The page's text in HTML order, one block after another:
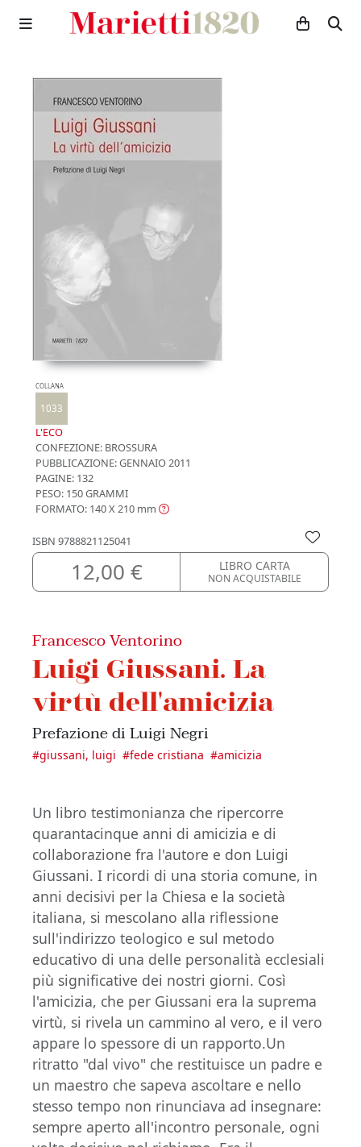
COLLANA
1033
L'ECO
CONFEZIONE: BROSSURA
PUBBLICAZIONE:GENNAIO 2011
PAGINE: 132
PESO: 150 GRAMMI
FORMATO: 140 X 210 mm
ISBN 9788821125041
12,00 € LIBRO CARTA
NON ACQUISTABILE
Francesco Ventorino
Luigi Giussani. La
virtù dell'amicizia
Prefazione di Luigi Negri
#giussani, luigi #fede cristiana #amicizia
Un libro testimonianza che ripercorre
quarantacinque anni di amicizia e di
collaborazione fra l'autore e don Luigi
Giussani. I ricordi di una storia comune, in
anni decisivi per la Chiesa e la società
italiana, si mescolano alla riflessione
sull'indirizzo teologico e sul metodo
educativo di una delle personalità ecclesiali
più significative dei nostri giorni. Così
l'amicizia, che per Giussani era la suprema
virtù, si rivela un cammino al vero, e il vero
appare lo spessore di un rapporto.Un
ritratto "dal vivo" che restituisce un padre e
un maestro che sapeva ascoltare e nello
stesso tempo non rinunciava ad insegnare:
sempre aperto all'incontro personale, ogni